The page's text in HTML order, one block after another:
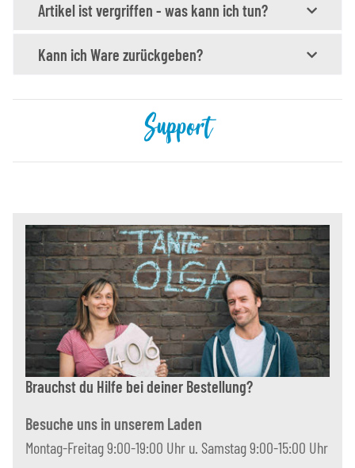
Artikel ist vergriffen - was kann ich tun?
Kann ich Ware zurückgeben?
Support
Brauchst du Hilfe bei deiner Bestellung?
Besuche uns in unserem Laden
Montag-Freitag 9:00-19:00 Uhr u. Samstag 9:00-15:00 Uhr